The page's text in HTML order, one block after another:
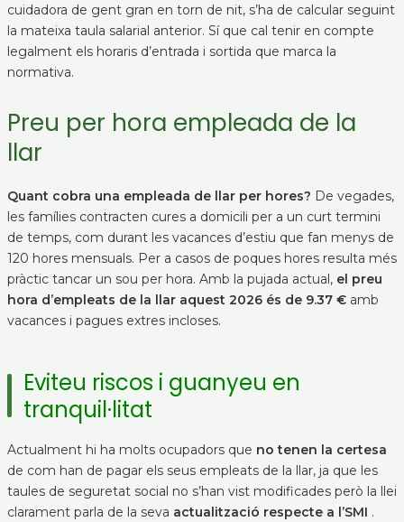
cuidadora de gent gran en torn de nit, s’ha de calcular seguint
la mateixa taula salarial anterior. Sí que cal tenir en compte
legalment els horaris d’entrada i sortida que marca la
normativa.
Preu per hora empleada de la
llar
Quant cobra una empleada de llar per hores? De vegades,
les famílies contracten cures a domicili per a un curt termini
de temps, com durant les vacances d’estiu que fan menys de
120 hores mensuals. Per a casos de poques hores resulta més
pràctic tancar un sou per hora. Amb la pujada actual, el preu
hora d’empleats de la llar aquest 2026 és de 9.37 €amb
vacances i pagues extres incloses.
Eviteu riscos i guanyeu en
tranquil·litat
Actualment hi ha molts ocupadors que no tenen la certesa
de com han de pagar els seus empleats de la llar, ja que les
taules de seguretat social no s’han vist modificades però la llei
clarament parla de la seva actualització respecte a l’SMI .